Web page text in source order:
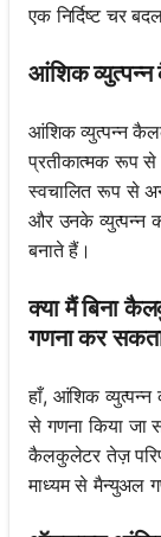
एक निर्दिष्ट चर
आंशिक
आंशिक व्युत्पन्न
प्रतीकात्मक रूप से
स्वचालित रूप से
और उनके व्युत्पन्न
बनाते हैं।
क्या मैं बिना
गणना कर
हाँ, आंशिक
से गणना किया जा
कैलकुलेटर तेज़
माध्यम से मैन्युअल